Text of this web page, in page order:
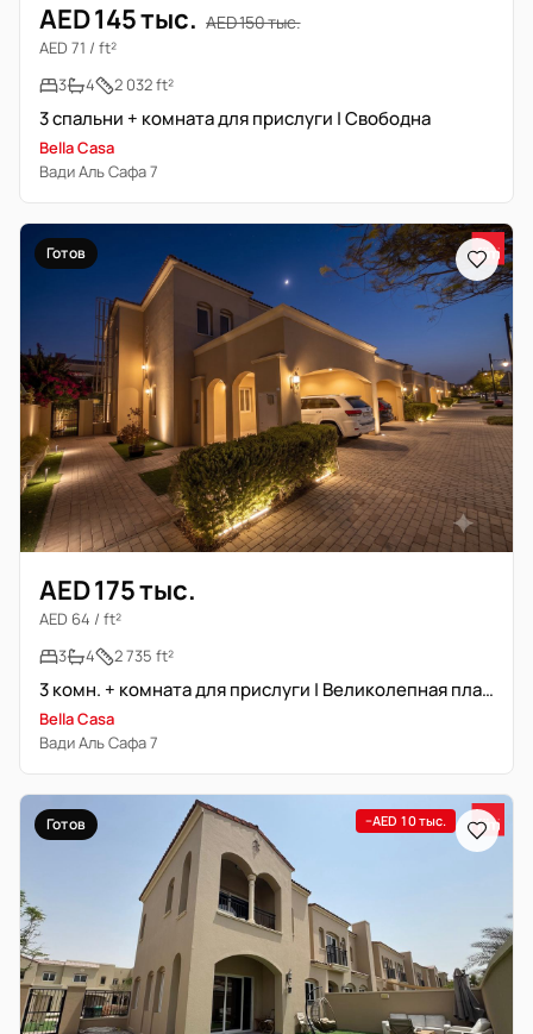
AED 145 тыс. AED 150 тыс.
AED 71 / ft²
3
4 2 032 ft²
3 спальни + комната для прислуги | Свободна
Bella Casa
Вади Аль Сафа 7
Готов
AED 175 тыс.
AED 64 / ft²
3
4 2 735 ft²
3 комн. + комната для прислуги | Великолепная планировка | Тип B
Bella Casa
Вади Аль Сафа 7
Готов −AED 10 тыс.